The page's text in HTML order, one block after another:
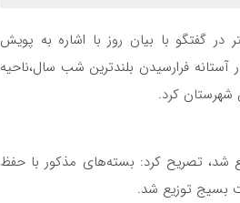
گفتگو با بیان روز با اشاره به پویش
فرارسیدن بلندترین شب سال،ناحیه
شهرستان کرد.
شد، تصریح کرد: بسته‌های مذکور با حفظ
بسیج توزیع شد.